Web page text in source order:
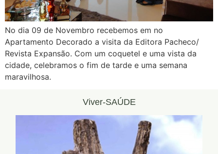
No dia 09 de Novembro recebemos em no
Apartamento Decorado a visita da Editora Pacheco/
Revista Expansão. Com um coquetel e uma vista da
cidade, celebramos o fim de tarde e uma semana
maravilhosa.
Viver-SAÚDE